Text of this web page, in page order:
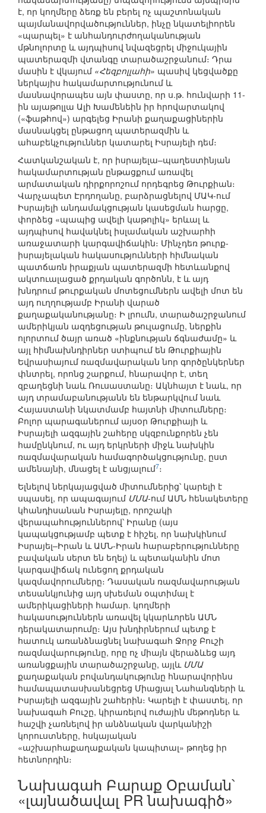
է, որ կողմերը ձեռք են բերել ոչ պաշտոնական
պայմանավորվածություններ, ինչը նկատելիորեն
«պարպել» է անհանդուրժողականության
մթնոլորտը և այդպիսով նվազեցրել միջուկային
պատերազմի վտանգը տարածաշրջանում։ Դրա
մասին է վկայում «Հեզբոլլահի» պասիվ կեցվածքը
ներկայիս հակամարտությունում և
մասնավորապես այն փաստը, որ ս.թ. հունվարի 11-
ին այաթոլլա Ալի Խամենեին իր հրովարտակով
(«ֆաթհով») արգելեց Իրանի քաղաքացիներին
մասնակցել ընթացող պատերազմին և
ահաբեկչություններ կատարել Իսրայելի դեմ։
Հատկանշական է, որ իսրայելա–պաղեստինյան
հակամարտության ընթացքում առավել
արմատական դիրքորոշում որդեգրեց Թուրքիան։
Վարչապետ Էրդողանը, բարձրացնելով ՄԱԿ-ում
Իսրայելի անդամակցության կասեցման հարցը,
փորձեց «պապից ավելի կաթոլիկ» երևալ և
այդպիսով հավակնել իսլամական աշխարհի
առաջատարի կարգավիճակին։ Մինչդեռ թուրք-
իսրայելական հակասությունների հիմնական
պատճառն իրաքյան պատերազմի հետևանքով
ակտուալացած քրդական գործոնն, է և այդ
խնդրում թուրքական մոտեցումներն ավելի մոտ են
այդ ուղղությամբ Իրանի վարած
քաղաքականությանը։ Ի լրումն, տարածաշրջանում
ամերիկյան ազդեցության թուլացումը, ներքին
ոլորտում ծայր առած «ինքնության ճգնաժամը» և
այլ հիմնախնդիրներ ստիպում են Թուրքիային
Եվրասիայում ռազմավարական նոր գործընկերներ
փնտրել, որոնց շարքում, հնարավոր է, տեղ
զբաղեցնի նաև Ռուսաստանը։ Ակնհայտ է նաև, որ
այդ տրամաբանությանն են ենթարկվում նաև
Հայաստանի նկատմամբ հայտնի միտումները։
Բոլոր պարագաներում այսօր Թուրքիայի և
Իսրայելի ազգային շահերը սկզբունքորեն չեն
համընկնում, ու այդ երկրների միջև նախկին
ռազմավարական համագործակցությունը, ըստ
ամենայնի, մնացել է անցյալում7։
Ելնելով ներկայացված միտումներից՝ կարելի է
սպասել, որ ապագայում ՄՄԱ-ում ԱՄՆ հենակետերը
կհանդիսանան Իսրայելը, որոշակի
վերապահություններով՝ Իրանը (այս
կապակցությամբ պետք է հիշել, որ նախկինում
Իսրայել–Իրան և ԱՄՆ-Իրան հարաբերությունները
բավական սերտ են եղել) և պետականին մոտ
կարգավիճակ ունեցող քրդական
կազմավորումները։ Դասական ռազմավարության
տեսանկյունից այդ սխեման օպտիմալ է
ամերիկացիների համար. կողմերի
հակասություններն առավել կկարևորեն ԱՄՆ
դերակատարումը։ Այս խնդիրներում պետք է
հատուկ առանձնացնել նախագահ Ջորջ Բուշի
ռազմավարությունը, որը ոչ միայն վերաձևեց այդ
առանցքային տարածաշրջանը, այլև ՄՄԱ
քաղաքական բովանդակությունը հնարավորինս
համապատասխանեցրեց Միացյալ Նահանգների և
Իսրայելի ազգային շահերին։ Կարելի է փաստել, որ
նախագահ Բուշը, կիրառելով ուժային մեթոդներ և
հաշվի չառնելով իր անձնական վարկանիշի
կորուստները, հսկայական
«աշխարհաքաղաքական կապիտալ» թողեց իր
հետնորդին։
Նախագահ Բարաք Օբաման՝
«լայնածավալ PR նախագիծ»